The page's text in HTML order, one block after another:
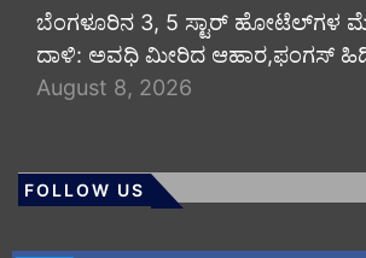
​ಬೆಂಗಳೂರಿನ 3, 5 ಸ್ಟಾರ್ ಹೋಟೆಲ್‌ಗಳ
ದಾಳಿ: ಅವಧಿ ಮೀರಿದ ಆಹಾರ,ಫಂಗಸ್
August 8, 2026
FOLLOW US